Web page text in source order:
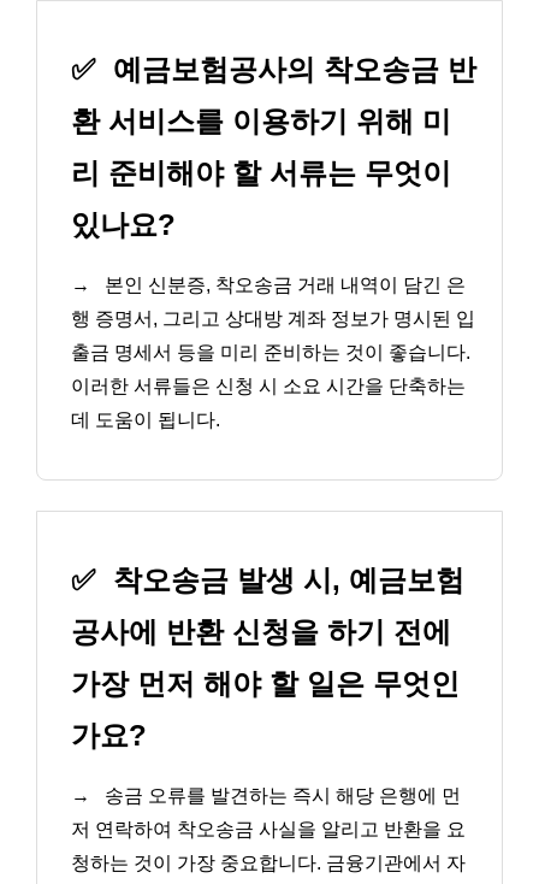
✅ 예금보험공사의 착오송금 반
환 서비스를 이용하기 위해 미
리 준비해야 할 서류는 무엇이
있나요?
→
본인 신분증, 착오송금 거래 내역이 담긴 은
행 증명서, 그리고 상대방 계좌 정보가 명시된 입
출금 명세서 등을 미리 준비하는 것이 좋습니다.
이러한 서류들은 신청 시 소요 시간을 단축하는
데 도움이 됩니다.
✅ 착오송금 발생 시, 예금보험
공사에 반환 신청을 하기 전에
가장 먼저 해야 할 일은 무엇인
가요?
→
송금 오류를 발견하는 즉시 해당 은행에 먼
저 연락하여 착오송금 사실을 알리고 반환을 요
청하는 것이 가장 중요합니다. 금융기관에서 자